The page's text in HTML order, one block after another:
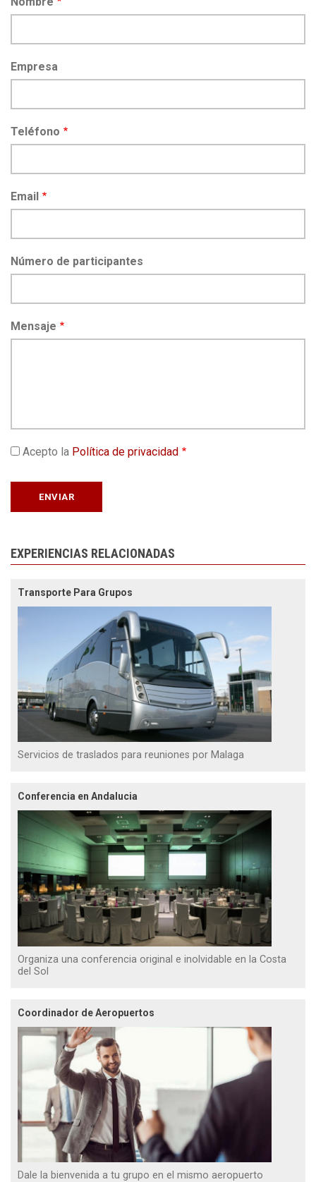
Empresa
Teléfono
Email
Número de participantes
Mensaje
Acepto la Política de privacidad
EXPERIENCIAS RELACIONADAS
Transporte Para Grupos
Servicios de traslados para reuniones por Malaga
Conferencia en Andalucia
Organiza una conferencia original e inolvidable en la Costa
del Sol
Coordinador de Aeropuertos
Dale la bienvenida a tu grupo en el mismo aeropuerto